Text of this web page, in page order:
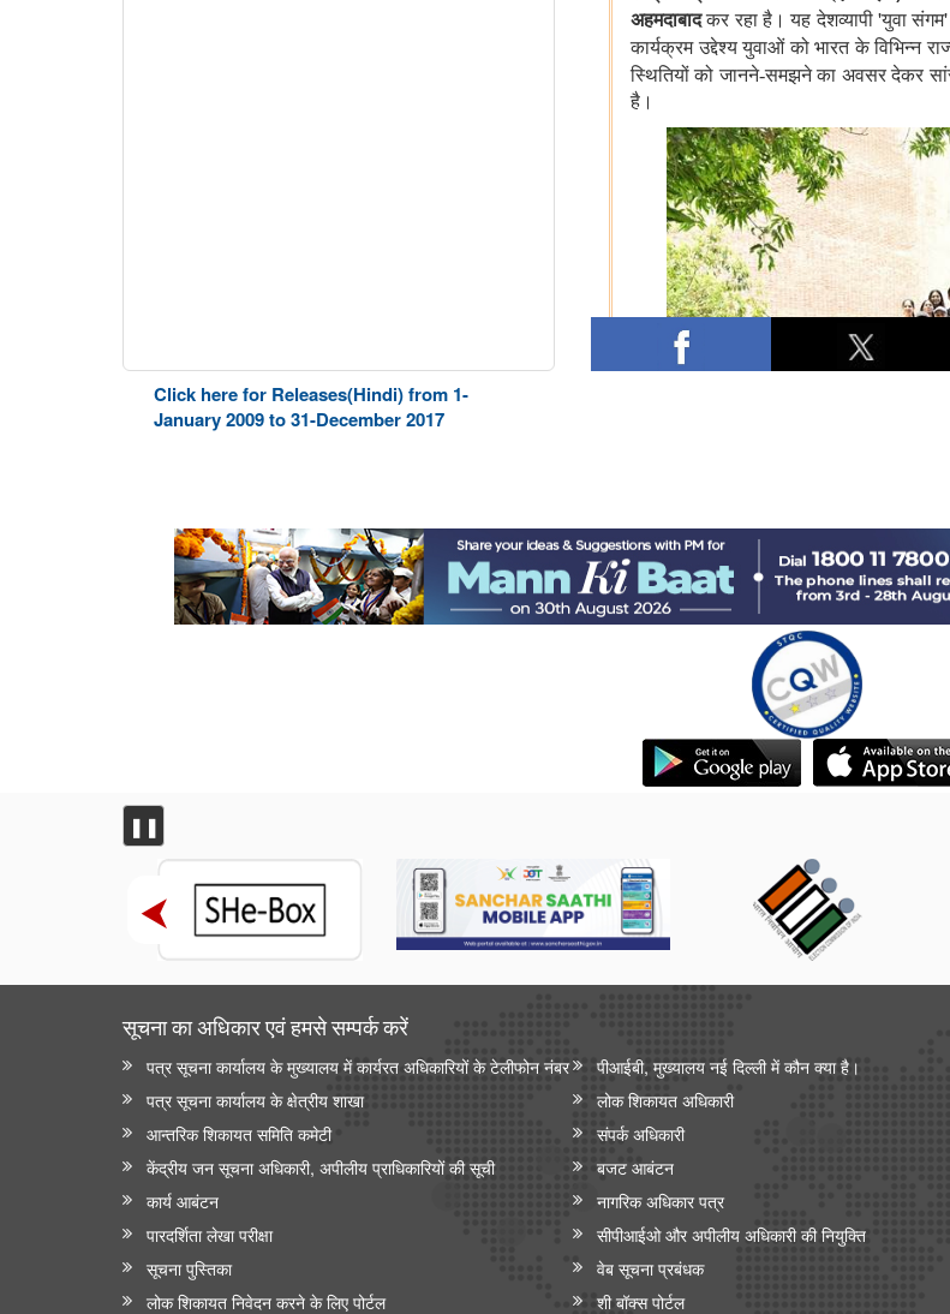
Click here for Releases(Hindi) from 1-
January 2009 to 31-December 2017
❚❚
सूचना का अधिकार एवं हमसे सम्‍पर्क करें
पत्र सूचना कार्यालय के मुख्यालय में कार्यरत अधिकारियों के टेलीफोन नंबर
पीआईबी, मुख्यालय नई दिल्ली में कौन क्या है।
पत्र सूचना कार्यालय के क्षेत्रीय शाखा
लोक शिकायत अधिकारी
आन्‍तरिक शिकायत समिति कमेटी
संपर्क अधिकारी
केंद्रीय जन सूचना अधिकारी, अपीलीय प्राधिकारियों की सूची
बजट आबंटन
कार्य आबंटन
नागरिक अधिकार पत्र
पारदर्शिता लेखा परीक्षा
सीपीआईओ और अपी‍लीय अधिकारी की नियुक्ति
सूचना पुस्तिका
वेब सूचना प्रबंधक
लोक शिकायत निवेदन करने के लिए पोर्टल
शी बॉक्स पोर्टल